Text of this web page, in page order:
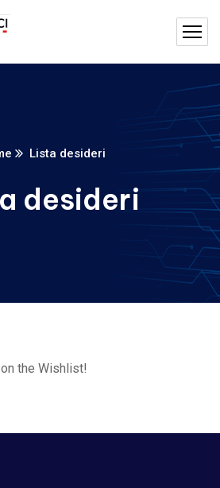
Lista desideri
desideri
the Wishlist!